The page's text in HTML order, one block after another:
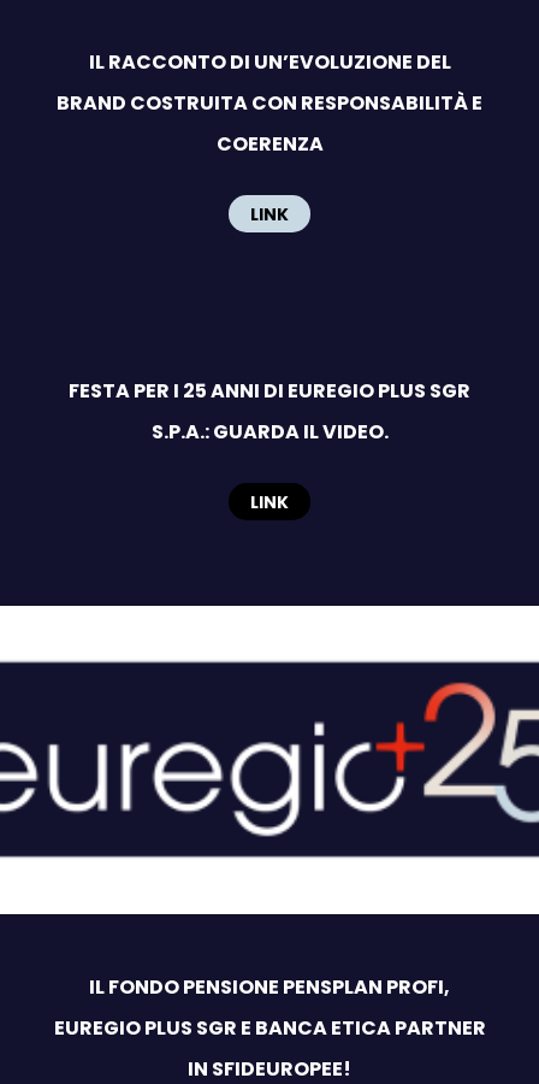
IL RACCONTO DI UN’EVOLUZIONE DEL
BRAND COSTRUITA CON RESPONSABILITÀ E
COERENZA
LINK
FESTA PER I 25 ANNI DI EUREGIO PLUS SGR
S.P.A.: GUARDA IL VIDEO.
LINK
IL FONDO PENSIONE PENSPLAN PROFI,
EUREGIO PLUS SGR E BANCA ETICA PARTNER
IN SFIDEUROPEE!